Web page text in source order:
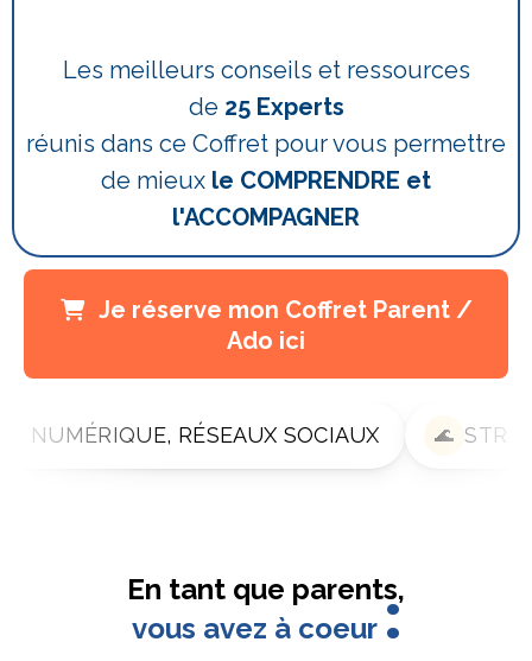
Les meilleurs conseils et ressources
de 25 Experts
réunis dans ce Coffret pour vous permettre
de mieux le COMPRENDRE et
l'ACCOMPAGNER
Je réserve mon Coffret Parent /
Ado ici
SOCIAUX 🌊 STRESS & DÉTRESSE
En tant que parents,
vous avez à coeur: